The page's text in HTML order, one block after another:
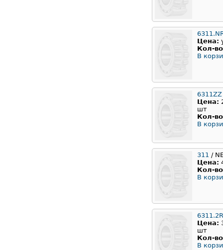
Цена:
Кол-
В
6311ZZ
Цена:
шт
Кол-
В
311 /
Цена:
Кол-
В
Цена:
шт
Кол-
В